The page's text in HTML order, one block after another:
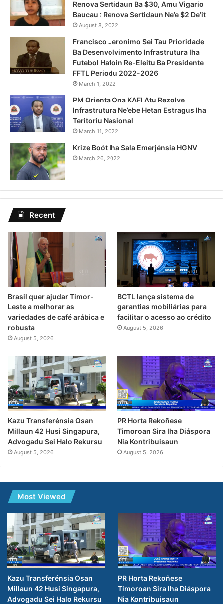
Renova Sertidaun Ba $30, Amu Vigario
Baucau : Renova Sertidaun Ne’e $2 De’it
August 8, 2022
Francisco Jeronimo Sei Tau Prioridade
Ba Desenvolvimento Infrastrutura Iha
Futebol Hafoin Re-Eleitu Ba Presidente
FFTL Periodu 2022-2026
March 1, 2022
PM Orienta Ona KAFI Atu Rezolve
Infrastrutura Ne’ebe Hetan Estragus Iha
Teritoriu Nasional
March 11, 2022
Krize Boót Iha Sala Emerjénsia HGNV
March 26, 2022
Recent
Brasil quer ajudar Timor-
Leste a melhorar as
variedades de café arábica e
robusta
August 5, 2026
BCTL lança sistema de
garantias mobiliárias para
facilitar o acesso ao crédito
August 5, 2026
Kazu Transferénsia Osan
Millaun 42 Husi Singapura,
Advogadu Sei Halo Rekursu
August 5, 2026
PR Horta Rekoñese
Timoroan Sira Iha Diáspora
Nia Kontribuisaun
August 5, 2026
Most Viewed
Kazu Transferénsia Osan
Millaun 42 Husi Singapura,
Advogadu Sei Halo Rekursu
PR Horta Rekoñese
Timoroan Sira Iha Diáspora
Nia Kontribuisaun